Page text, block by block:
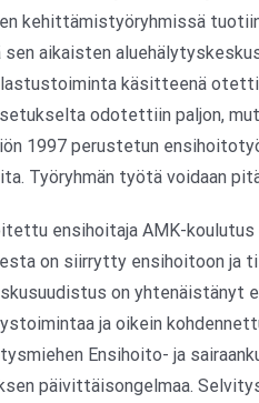
kehittämistyöryhmissä
aikaisten
käsitteenä
odotettiin paljon,
1997 perustetun
Työryhmän työtä voidaan
ensihoitaja AMK-
on siirrytty ensihoitoon ja
on yhtenäistänyt
ja oikein
Ensihoito- ja
päivittäisongelmaa.